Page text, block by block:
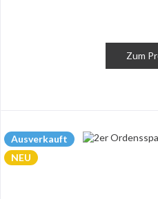
Zum
Ausverkauft
NEU